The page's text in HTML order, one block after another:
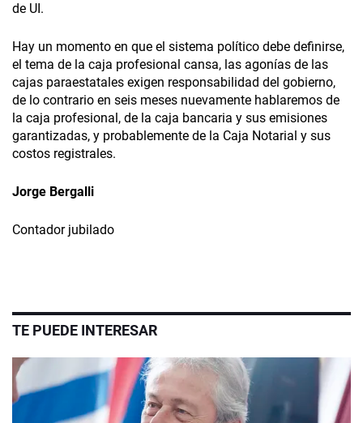
de UI.
Hay un momento en que el sistema político debe definirse,
el tema de la caja profesional cansa, las agonías de las
cajas paraestatales exigen responsabilidad del gobierno,
de lo contrario en seis meses nuevamente hablaremos de
la caja profesional, de la caja bancaria y sus emisiones
garantizadas, y probablemente de la Caja Notarial y sus
costos registrales.
Jorge Bergalli
Contador jubilado
TE PUEDE INTERESAR